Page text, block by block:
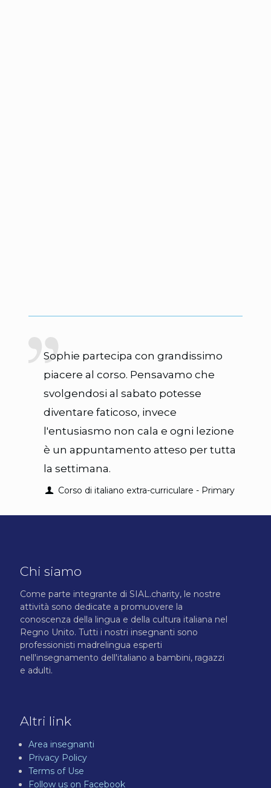
Sophie partecipa con grandissimo
piacere al corso. Pensavamo che
svolgendosi al sabato potesse
diventare faticoso, invece
l'entusiasmo non cala e ogni lezione
è un appuntamento atteso per tutta
la settimana.
Corso di italiano extra-curriculare - Primary
Chi siamo
Come parte integrante di SIAL.charity, le nostre
attività sono dedicate a promuovere la
conoscenza della lingua e della cultura italiana nel
Regno Unito. Tutti i nostri insegnanti sono
professionisti madrelingua esperti
nell'insegnamento dell'italiano a bambini, ragazzi
e adulti.
Altri link
Area insegnanti
Privacy Policy
Terms of Use
Follow us on Facebook